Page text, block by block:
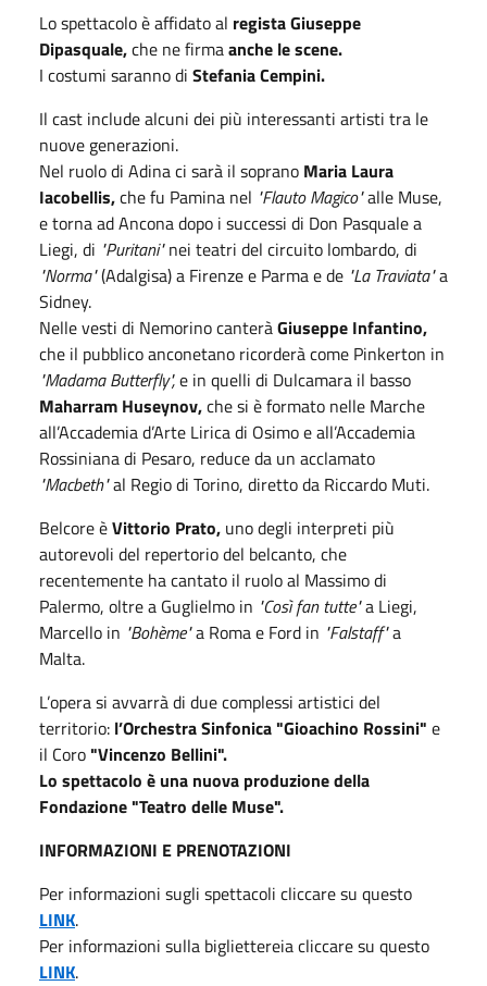
Lo spettacolo è affidato al regista Giuseppe
Dipasquale,che ne firmaanche le scene.
I costumi saranno di Stefania Cempini.
Il cast include alcuni dei più interessanti artisti tra le
nuove generazioni.
Nel ruolo di Adina ci sarà il soprano Maria Laura
Iacobellis,che fu Pamina nel "Flauto Magico"alle Muse,
e torna ad Ancona dopo i successi di Don Pasquale a
Liegi, di "Puritani"nei teatri del circuito lombardo, di
"Norma"(Adalgisa) a Firenze e Parma e de "La Traviata"a
Sidney.
Nelle vesti di Nemorino canteràGiuseppe Infantino,
che il pubblico anconetano ricorderà come Pinkerton in
"Madama Butterfly",e in quelli di Dulcamara il basso
Maharram Huseynov,che si è formato nelle Marche
all’Accademia d’Arte Lirica di Osimo e all’Accademia
Rossiniana di Pesaro, reduce da un acclamato
"Macbeth"al Regio di Torino, diretto da Riccardo Muti.
Belcore èVittorio Prato, uno degli interpreti più
autorevoli del repertorio del belcanto, che
recentemente ha cantato il ruolo al Massimo di
Palermo, oltre a Guglielmo in "Così fan tutte"a Liegi,
Marcello in "Bohème"a Roma e Ford in "Falstaff"a
Malta.
L’opera si avvarrà di due complessi artistici del
territorio: l’Orchestra Sinfonica "Gioachino Rossini" e
il Coro"Vincenzo Bellini".
Lo spettacolo è una nuova produzione della
Fondazione "Teatro delle Muse".
INFORMAZIONI E PRENOTAZIONI
Per informazioni sugli spettacoli cliccare su questo
LINK.
Per informazioni sulla bigliettereia cliccare su questo
LINK.